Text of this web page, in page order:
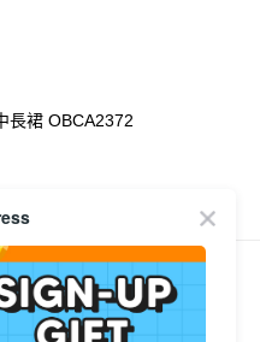
免運費
長裙 OBCA2372
薦